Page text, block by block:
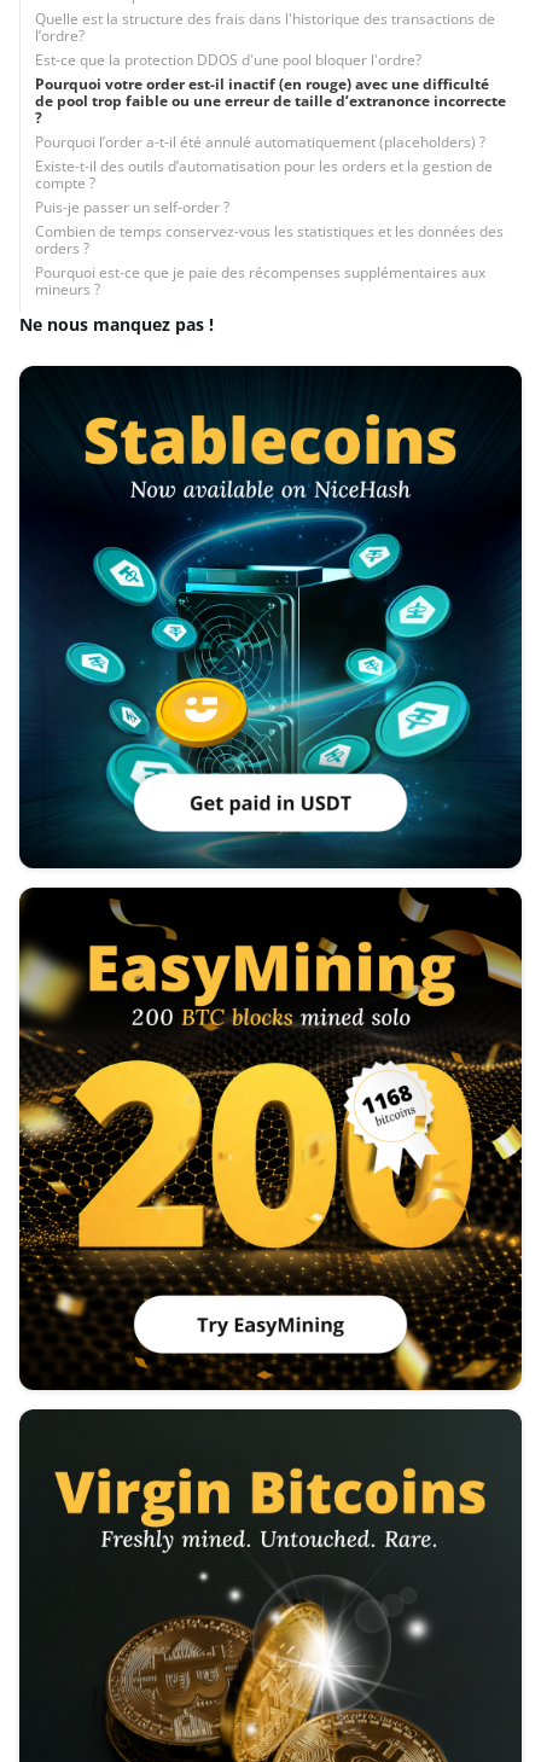
Quelle est la structure des frais dans l'historique des transactions de
l’ordre?
Est-ce que la protection DDOS d'une pool bloquer l'ordre?
Pourquoi votre order est-il inactif (en rouge) avec une difficulté
de pool trop faible ou une erreur de taille d’extranonce incorrecte
?
Pourquoi l’order a-t-il été annulé automatiquement (placeholders) ?
Existe-t-il des outils d’automatisation pour les orders et la gestion de
compte ?
Puis-je passer un self-order ?
Combien de temps conservez-vous les statistiques et les données des
orders ?
Pourquoi est-ce que je paie des récompenses supplémentaires aux
mineurs ?
Ne nous manquez pas !